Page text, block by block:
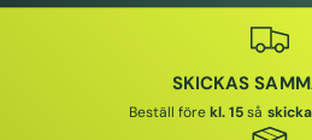
SKICKAS
Beställ förekl. 15så